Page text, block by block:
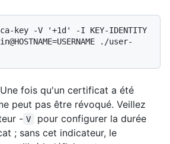
key -V '+1d' -I KEY-IDENTITY
./user-
fois qu'un certificat a été
peut pas être révoqué. Veillez
- V
pour configurer la durée
; sans cet indicateur, le